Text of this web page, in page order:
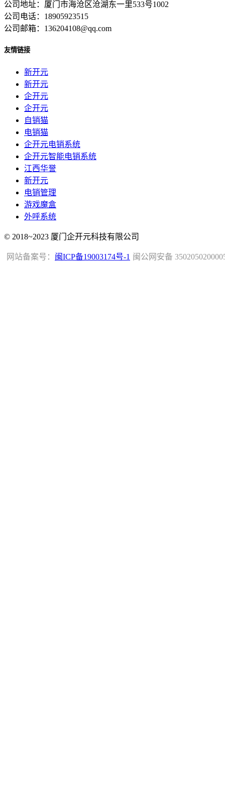
公司地址：厦门市海沧区沧湖东一里533号1002
公司电话：18905923515
公司邮箱：136204108@qq.com
友情链接
新开元
新开元
企开元
企开元
自销猫
电销猫
企开元电销系统
企开元智能电销系统
江西华誉
新开元
电销管理
游戏魔盒
外呼系统
© 2018~2023 厦门企开元科技有限公司
闽公网安备
网站备案号： 闽ICP备19003174号-1